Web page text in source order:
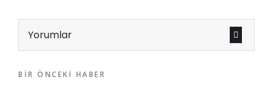
Yorumlar
BIR ÖNCEKI HABER